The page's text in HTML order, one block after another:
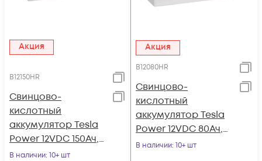
Акция
B12150HR
Свинцово-
кислотный
аккумулятор Tesla
Power 12VDC 150Ач,
серия High-rate
В наличии: 10+ шт
Акция
B12080HR
Свинцово-
кислотный
аккумулятор Tesla
Power 12VDC 80Ач,
серия High-rate
В наличии: 10+ шт